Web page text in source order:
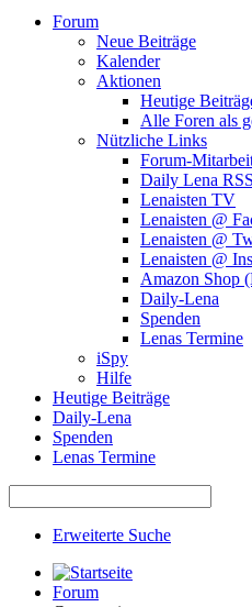
Forum
Neue Beiträge
Kalender
Aktionen
Heutige
Alle Foren als
Nützliche Links
Forum-
Daily Lena
Lenaisten TV
Lenaisten @
Lenaisten @
Lenaisten @
Amazon Shop
Daily-Lena
Spenden
Lenas Termine
iSpy
Hilfe
Heutige Beiträge
Daily-Lena
Spenden
Lenas Termine
Erweiterte Suche
Forum